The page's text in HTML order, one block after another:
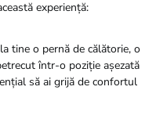
experiență:
tine o pernă de călătorie, o
într-o poziție așezată
să ai grijă de confortul